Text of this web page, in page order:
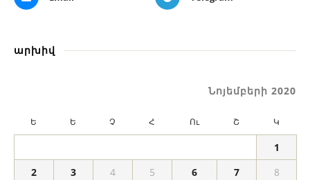
արխիվ
Նոյեմբերի 2020
Ե Ե Չ Հ Ու Շ Կ
1
2
3 4 5 6 7
8